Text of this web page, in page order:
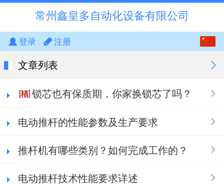
常州鑫皇多自动化设备有限公司
登录 注册
文章列表
锁芯也有保质期，你家换锁芯了吗？
电动推杆的性能参数及生产要求
推杆机有哪些类别？如何完成工作的？
电动推杆技术性能要求详述